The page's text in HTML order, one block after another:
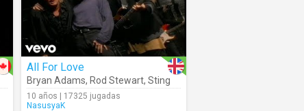
All For Love
Bryan Adams, Rod Stewart, Sting
10 años | 17325 jugadas
NasusyaK